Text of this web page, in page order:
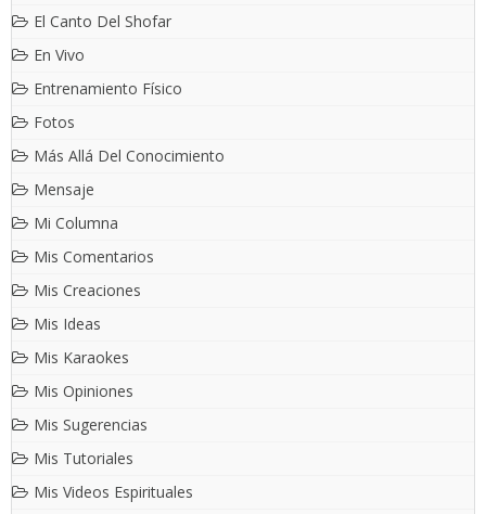
El Canto Del Shofar
En Vivo
Entrenamiento Físico
Fotos
Más Allá Del Conocimiento
Mensaje
Mi Columna
Mis Comentarios
Mis Creaciones
Mis Ideas
Mis Karaokes
Mis Opiniones
Mis Sugerencias
Mis Tutoriales
Mis Videos Espirituales